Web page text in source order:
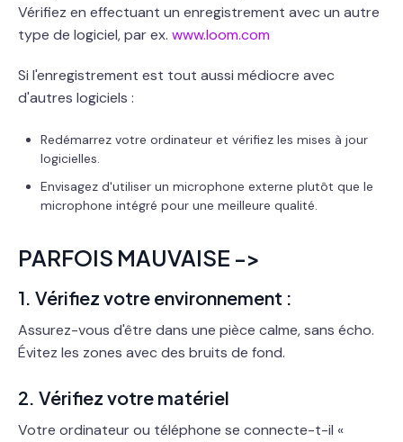
Vérifiez en effectuant un enregistrement avec un autre
type de logiciel, par ex. www.loom.com
Si l'enregistrement est tout aussi médiocre avec
d'autres logiciels :
Redémarrez votre ordinateur et vérifiez les mises à jour
logicielles.
Envisagez d'utiliser un microphone externe plutôt que le
microphone intégré pour une meilleure qualité.
PARFOIS MAUVAISE ->
1. Vérifiez votre environnement :
Assurez-vous d'être dans une pièce calme, sans écho.
Évitez les zones avec des bruits de fond.
2. Vérifiez votre matériel
Votre ordinateur ou téléphone se connecte-t-il «